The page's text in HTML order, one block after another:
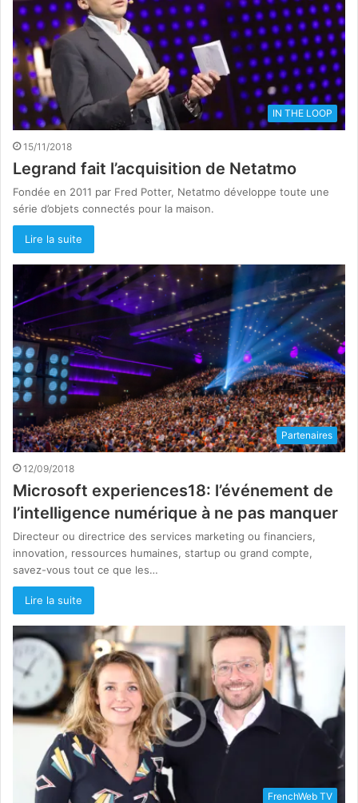
IN THE LOOP
15/11/2018
Legrand fait l’acquisition de Netatmo
Fondée en 2011 par Fred Potter, Netatmo développe toute une
série d’objets connectés pour la maison.
Lire la suite
Partenaires
12/09/2018
Microsoft experiences18: l’événement de
l’intelligence numérique à ne pas manquer
Directeur ou directrice des services marketing ou financiers,
innovation, ressources humaines, startup ou grand compte,
savez-vous tout ce que les…
Lire la suite
FrenchWeb TV